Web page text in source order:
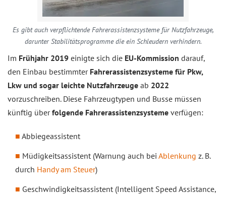
Es gibt auch verpflichtende Fahrerassistenzsysteme für Nutzfahrzeuge,
darunter Stabilitätsprogramme die ein Schleudern verhindern.
Im Frühjahr 2019 einigte sich die EU-Kommission darauf,
den Einbau bestimmter Fahrerassistenzsysteme für Pkw,
Lkw und sogar leichte Nutzfahrzeuge ab 2022
vorzuschreiben. Diese Fahrzeugtypen und Busse müssen
künftig überfolgende Fahrerassistenzsysteme verfügen:
Abbiegeassistent
Müdigkeitsassistent (Warnung auch bei Ablenkung z. B.
durch Handy am Steuer)
Geschwindigkeitsassistent (Intelligent Speed Assistance,